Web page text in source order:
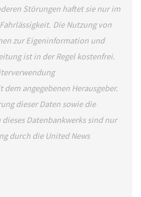
Störungen haftet sie nur im
Die Nutzung von
zur Eigeninformation und
ist in der Regel kostenfrei.
angegebenen Herausgeber.
dieser Daten sowie die
Datenbankwerks sind nur
durch die United News